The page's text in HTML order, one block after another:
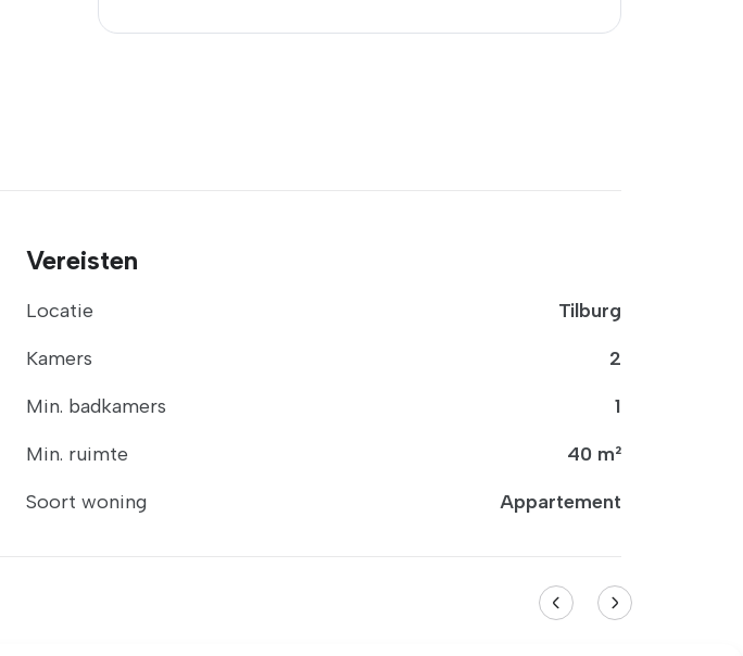
Vereisten
Locatie
Tilburg
Kamers
2
Min. badkamers
1
Min. ruimte
40 m²
Soort woning
Appartement